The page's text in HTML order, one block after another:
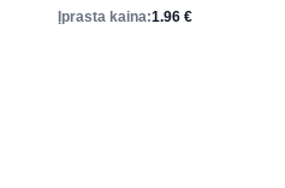
Įprasta kaina:1.96 €